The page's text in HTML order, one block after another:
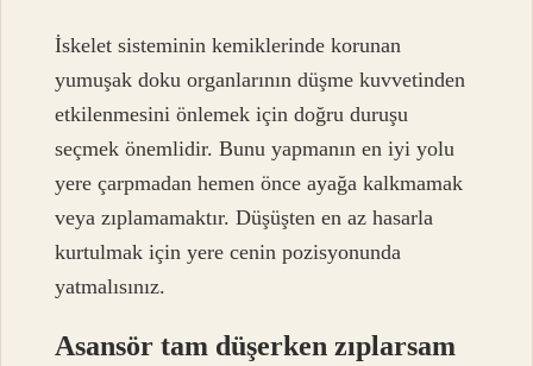
İskelet sisteminin kemiklerinde korunan
yumuşak doku organlarının düşme kuvvetinden
etkilenmesini önlemek için doğru duruşu
seçmek önemlidir. Bunu yapmanın en iyi yolu
yere çarpmadan hemen önce ayağa kalkmamak
veya zıplamamaktır. Düşüşten en az hasarla
kurtulmak için yere cenin pozisyonunda
yatmalısınız.
Asansör tam düşerken zıplarsam